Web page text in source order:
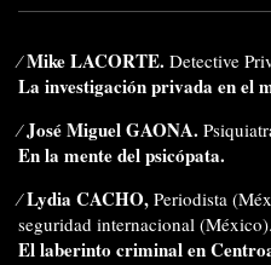
⁄ Mike LACORTE. Detective
La investigación privada en el
⁄ José Miguel GAONA.
En la mente del psicópata.
⁄ Lydia CACHO, Periodista
seguridad internacional (México).
El laberinto criminal en